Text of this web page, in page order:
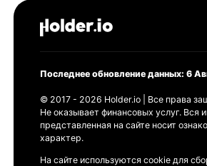
Последнее обновление данных: 6
© 2017 - 2026 Holder.io | Все права
Не оказывает финансовых услуг. Вся
представленная на сайте носит
характер.
На сайте используются cookie для